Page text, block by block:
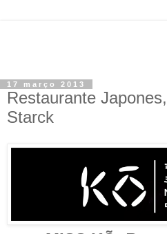
17 março 2013
Restaurante
Starck